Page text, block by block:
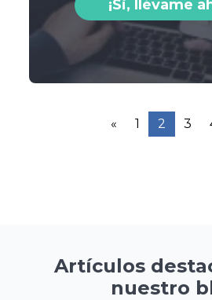
¡Si, llévame
« 1 2 3
Artículos
nuestro